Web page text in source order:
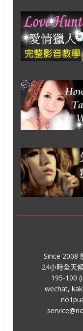
Since 2008
24小時全天
195-100
wechat,